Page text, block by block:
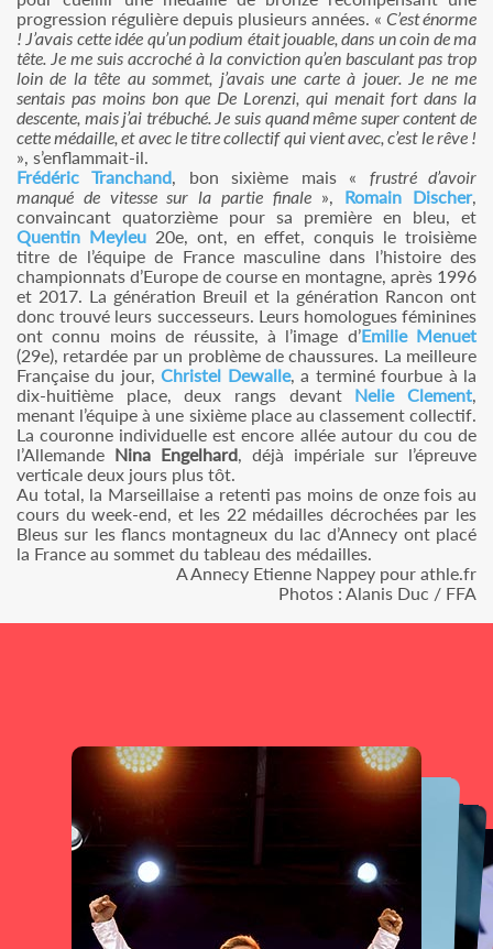
progression régulière depuis plusieurs années. « C’est énorme
! J’avais cette idée qu’un podium était jouable, dans un coin de ma
tête. Je me suis accroché à la conviction qu’en basculant pas trop
loin de la tête au sommet, j’avais une carte à jouer. Je ne me
sentais pas moins bon que De Lorenzi, qui menait fort dans la
descente, mais j’ai trébuché. Je suis quand même super content de
cette médaille, et avec le titre collectif qui vient avec, c’est le rêve !
», s’enflammait-il.
Frédéric Tranchand, bon sixième mais « frustré d’avoir
manqué de vitesse sur la partie finale», Romain Discher,
convaincant quatorzième pour sa première en bleu, et
Quentin Meyleu 20e, ont, en effet, conquis le troisième
titre de l’équipe de France masculine dans l’histoire des
championnats d’Europe de course en montagne, après 1996
et 2017. La génération Breuil et la génération Rancon ont
donc trouvé leurs successeurs. Leurs homologues féminines
ont connu moins de réussite, à l’image d’Emilie Menuet
(29e), retardée par un problème de chaussures. La meilleure
Française du jour,Christel Dewalle, a terminé fourbue à la
dix-huitième place, deux rangs devant Nelie Clement,
menant l’équipe à une sixième place au classement collectif.
La couronne individuelle est encore allée autour du cou de
l’Allemande Nina Engelhard, déjà impériale sur l’épreuve
verticale deux jours plus tôt.
Au total, la Marseillaise a retenti pas moins de onze fois au
cours du week-end, et les 22 médailles décrochées par les
Bleus sur les flancs montagneux du lac d’Annecy ont placé
la France au sommet du tableau des médailles.
A Annecy Etienne Nappey pour athle.fr
Photos : Alanis Duc / FFA